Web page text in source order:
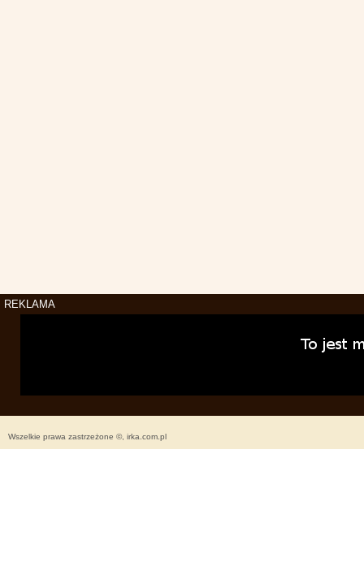
REKLAMA
Wszelkie prawa zastrzeżone ©, irka.com.pl